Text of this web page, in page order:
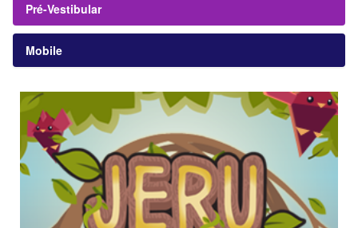
Pré-Vestibular
Mobile